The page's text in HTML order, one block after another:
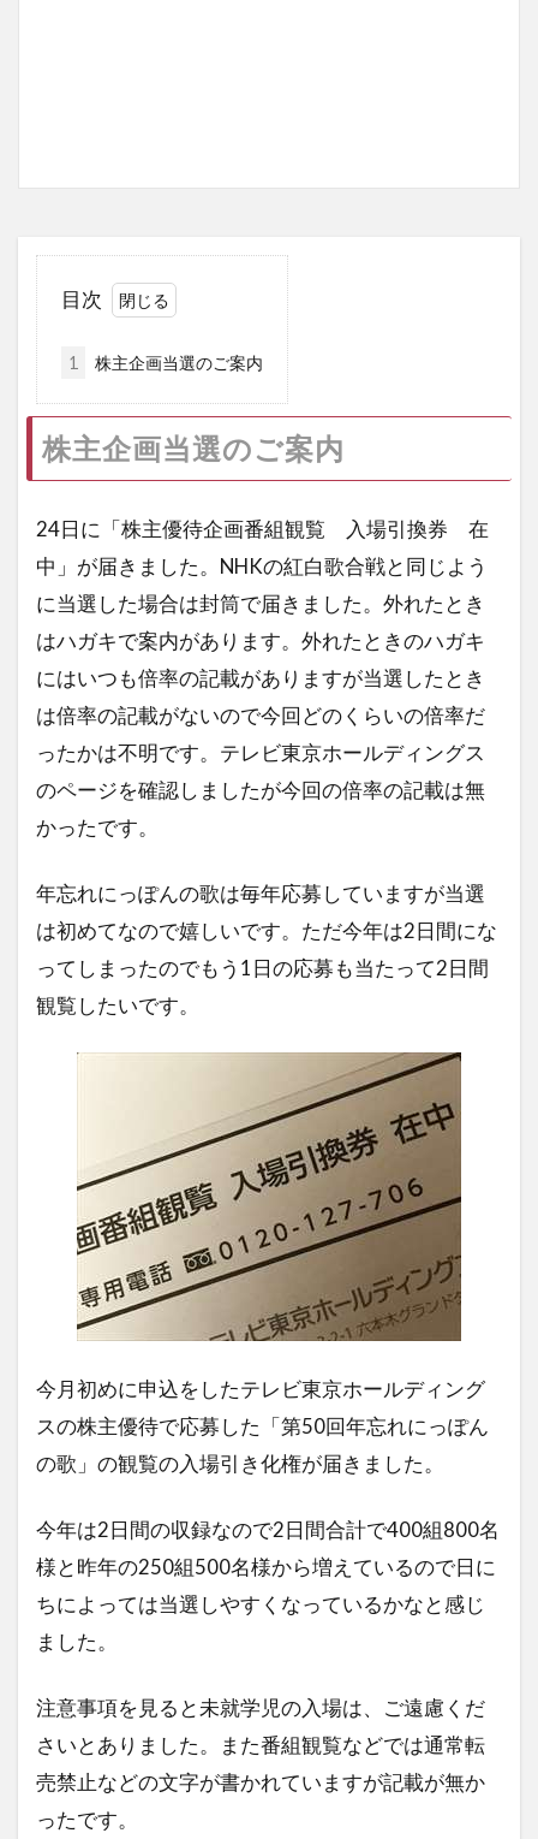
目次
1 株主企画当選のご案内
株主企画当選のご案内
24日に「株主優待企画番組観覧 入場引換券 在
中」が届きました。NHKの紅白歌合戦と同じよう
に当選した場合は封筒で届きました。外れたとき
はハガキで案内があります。外れたときのハガキ
にはいつも倍率の記載がありますが当選したとき
は倍率の記載がないので今回どのくらいの倍率だ
ったかは不明です。テレビ東京ホールディングス
のページを確認しましたが今回の倍率の記載は無
かったです。
年忘れにっぽんの歌は毎年応募していますが当選
は初めてなので嬉しいです。ただ今年は2日間にな
ってしまったのでもう1日の応募も当たって2日間
観覧したいです。
今月初めに申込をしたテレビ東京ホールディング
スの株主優待で応募した「第50回年忘れにっぽん
の歌」の観覧の入場引き化権が届きました。
今年は2日間の収録なので2日間合計で400組800名
様と昨年の250組500名様から増えているので日に
ちによっては当選しやすくなっているかなと感じ
ました。
注意事項を見ると未就学児の入場は、ご遠慮くだ
さいとありました。また番組観覧などでは通常転
売禁止などの文字が書かれていますが記載が無か
ったです。